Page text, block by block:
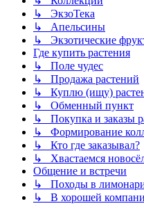
↳ ЭкзоТека
↳ Апельсины
↳ Экзотические
Где купить растения
↳ Поле чудес
↳ Продажа растений
↳ Куплю (ищу)
↳ Обменный пункт
↳ Покупка и заказы
↳ Формирование
↳ Кто где заказывал?
↳ Хвастаемся
Общение и встречи
↳ Походы в
↳ В хорошей